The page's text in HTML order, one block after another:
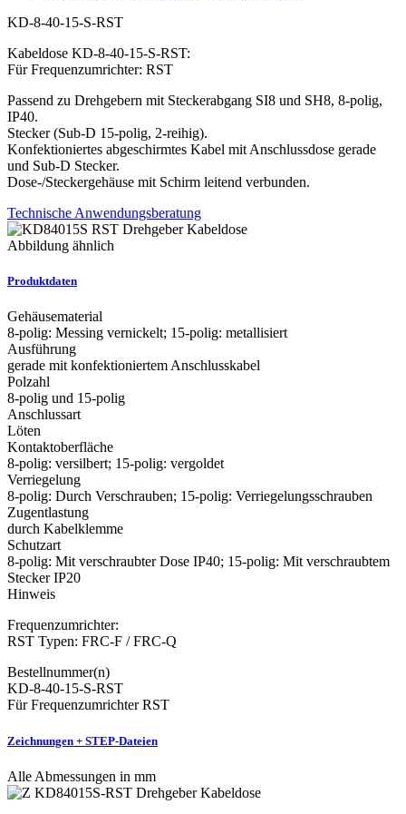
KD-8-40-15-S-RST
Kabeldose KD-8-40-15-S-RST:
Für Frequenzumrichter: RST
Passend zu Drehgebern mit Steckerabgang SI8 und SH8, 8-polig,
IP40.
Stecker (Sub-D 15-polig, 2-reihig).
Konfektioniertes abgeschirmtes Kabel mit Anschlussdose gerade
und Sub-D Stecker.
Dose-/Steckergehäuse mit Schirm leitend verbunden.
Technische Anwendungsberatung
Abbildung ähnlich
Produktdaten
Gehäusematerial
8-polig: Messing vernickelt; 15-polig: metallisiert
Ausführung
gerade mit konfektioniertem Anschlusskabel
Polzahl
8-polig und 15-polig
Anschlussart
Löten
Kontaktoberfläche
8-polig: versilbert; 15-polig: vergoldet
Verriegelung
8-polig: Durch Verschrauben; 15-polig: Verriegelungsschrauben
Zugentlastung
durch Kabelklemme
Schutzart
8-polig: Mit verschraubter Dose IP40; 15-polig: Mit verschraubtem
Stecker IP20
Hinweis
Frequenzumrichter:
RST Typen: FRC-F / FRC-Q
Bestellnummer(n)
KD-8-40-15-S-RST
Für Frequenzumrichter RST
Zeichnungen + STEP-Dateien
Alle Abmessungen in mm